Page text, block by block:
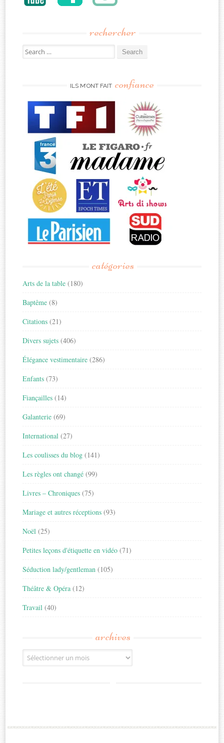
rechercher
Search
for:
ILS M’ONT FAIT confiance
catégories
Arts de la table (180)
Baptême (8)
Citations (21)
Divers sujets (406)
Élégance vestimentaire (286)
Enfants (73)
Fiançailles (14)
Galanterie (69)
International (27)
Les coulisses du blog (141)
Les règles ont changé (99)
Livres – Chroniques (75)
Mariage et autres réceptions (93)
Noël (25)
Petites leçons d'étiquette en vidéo (71)
Séduction lady/gentleman (105)
Théâtre & Opéra (12)
Travail (40)
archives
Archives